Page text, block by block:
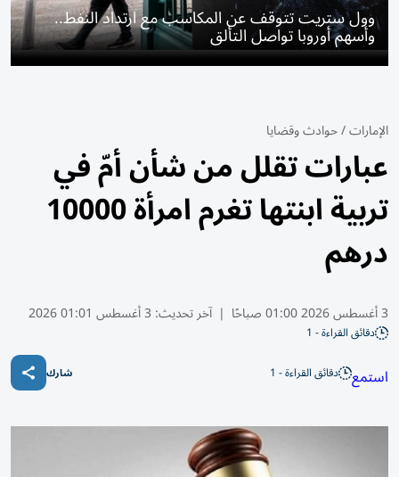
وول ستريت تتوقف عن المكاسب مع ارتداد النفط..
وأسهم أوروبا تواصل التألق
الإمارات/حوادث وقضايا
عبارات تقلل من شأن أمّ في
تربية ابنتها تغرم امرأة 10000
درهم
3 أغسطس 2026 01:00 صباحًا | آخر تحديث: 3 أغسطس 01:01 2026
دقائق القراءة - 1
استمع دقائق القراءة - 1 شارك